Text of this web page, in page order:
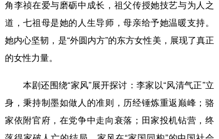
角李祯在爱与磨砺中成长，祖父传授她技艺与为人之
道，七祖母是她的人生导师，母亲给予她温暖支持。
她内心坚韧，是“外圆内方”的东方女性美，展现了真正
的女性力量。
本剧还围绕“家风”展开探讨：李家以“风清气正”立
身，秉持制墨如做人的准则，历经锤炼重返巅峰；骆
家依附官府，在党争中走向衰落；田家投机钻营，终